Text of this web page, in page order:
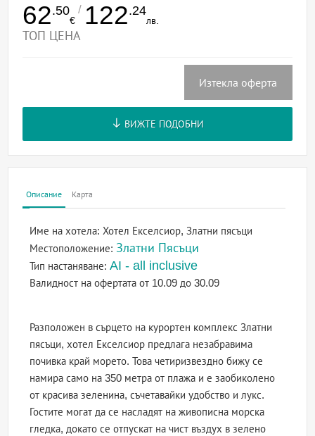
62.50
€
/ 122.24
лв.
ТОП ЦЕНА
Изтекла оферта
ВИЖТЕ ПОДОБНИ
Описание Карта
Име на хотела: Хотел Екселсиор, Златни пясъци
Местоположение: Златни Пясъци
Тип настаняване:AI - all inclusive
Валидност на офертатаот 10.09 до 30.09
Разположен в сърцето на курортен комплекс Златни
пясъци, хотел Екселсиор предлага незабравима
почивка край морето. Това четиризвездно бижу се
намира само на 350 метра от плажа и е заобиколено
от красива зеленина, съчетавайки удобство и лукс.
Гостите могат да се насладят на живописна морска
гледка, докато се отпускат на чист въздух в зелено